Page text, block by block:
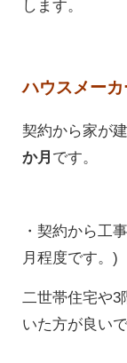
します。
ハウスメー
契約から家が
か月 です。
・契約から工
月程度です。)
二世帯住宅や3
いた方が良いで